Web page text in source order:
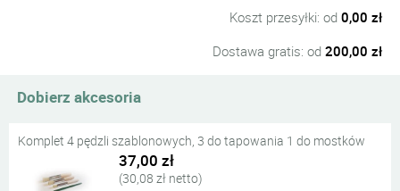
Koszt przesyłki: od 0,00 zł
Dostawa gratis: od 200,00 zł
Dobierz akcesoria
Komplet 4 pędzli szablonowych, 3 do tapowania 1 do mostków
37,00 zł
(30,08 zł netto)